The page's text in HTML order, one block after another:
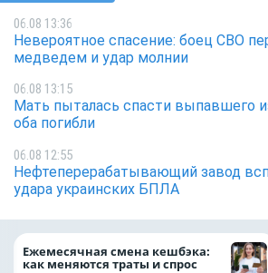
06.08 13:36
Невероятное спасение: боец СВО
медведем и удар молнии
06.08 13:15
Мать пыталась спасти выпавшего
оба погибли
06.08 12:55
Нефтеперерабатывающий завод
удара украинских БПЛА
Ежемесячная смена кешбэка:
как меняются траты и спрос